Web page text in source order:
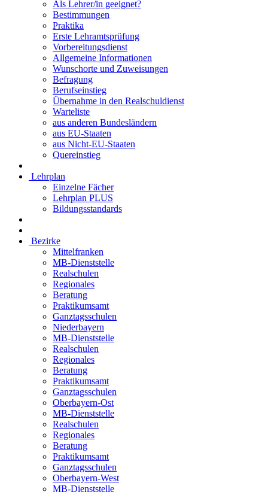
Als Lehrer/in geeignet?
Bestimmungen
Praktika
Erste Lehramtsprüfung
Vorbereitungsdienst
Allgemeine Informationen
Wunschorte und Zuweisungen
Befragung
Berufseinstieg
Übernahme in den Realschuldienst
Warteliste
aus anderen Bundesländern
aus EU-Staaten
aus Nicht-EU-Staaten
Quereinstieg
Lehrplan
Einzelne Fächer
Lehrplan PLUS
Bildungsstandards
Bezirke
Mittelfranken
MB-Dienststelle
Realschulen
Regionales
Beratung
Praktikumsamt
Ganztagsschulen
Niederbayern
MB-Dienststelle
Realschulen
Regionales
Beratung
Praktikumsamt
Ganztagsschulen
Oberbayern-Ost
MB-Dienststelle
Realschulen
Regionales
Beratung
Praktikumsamt
Ganztagsschulen
Oberbayern-West
MB-Dienststelle